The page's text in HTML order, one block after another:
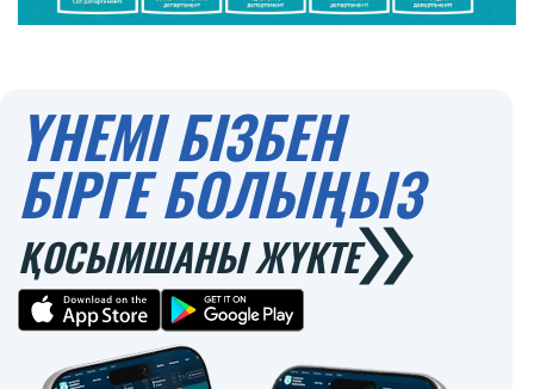
ҮНЕМІ БІЗБЕН
БІРГЕ БОЛЫҢЫЗ
ҚОСЫМШАНЫ ЖҮКТЕ